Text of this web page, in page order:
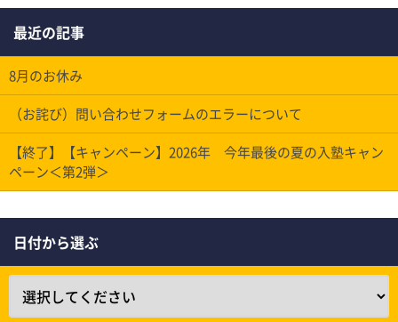
最近の記事
8月のお休み
（お詫び）問い合わせフォームのエラーについて
【終了】【キャンペーン】2026年 今年最後の夏の入塾キャン
ペーン＜第2弾＞
日付から選ぶ